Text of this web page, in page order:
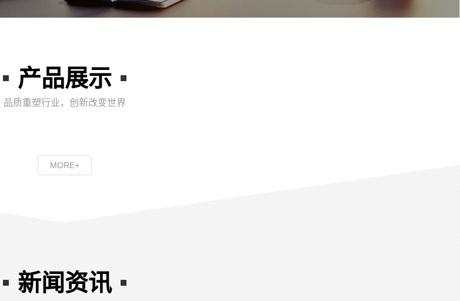
产品展示
品质重塑行业，创新改变世界
MORE+
新闻资讯